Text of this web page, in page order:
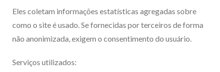
Eles coletam informações estatísticas agregadas sobre
como o site é usado. Se fornecidas por terceiros de forma
não anonimizada, exigem o consentimento do usuário.
Serviços utilizados: